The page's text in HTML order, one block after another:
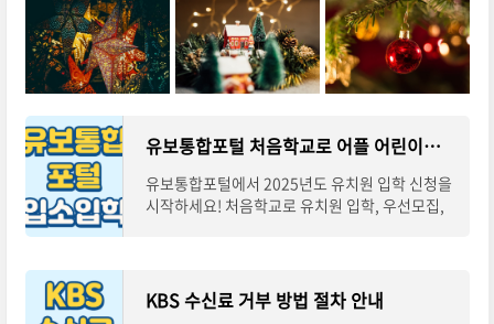
유보통합포털 처음학교로 어플 어린이집 유치원 접수방법 안내
유보통합포털에서 2025년도 유치원 입학 신청을
시작하세요! 처음학교로 유치원 입학, 우선모집,
KBS 수신료 거부 방법 절차 안내